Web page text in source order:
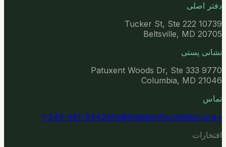
دفتر اصلی
10739 Tucker St, Ste 222
Beltsville, MD 20705
نشانی پستی
9770 Patuxent Woods Dr, Ste 333
Columbia, MD 21046
تماس
+1-240-461-9442
info@lindabenfoundation.org
افتخارات